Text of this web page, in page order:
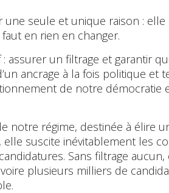
seule et unique raison :
en rien en changer.
assurer un filtrage et garantir
ancrage à la fois politique et
de notre démocratie
notre régime, destinée à élire
suscite inévitablement les
Sans filtrage
plusieurs milliers de